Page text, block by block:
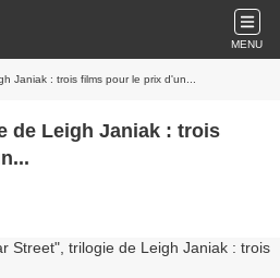
MENU
Janiak : trois films pour le prix d'un...
de Leigh Janiak : trois